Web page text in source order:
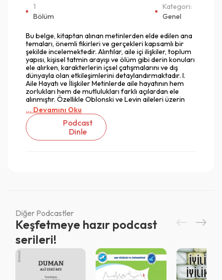
1
Bölüm
Kategori:
Genel
Bu belge, kitaptan alınan metinlerden elde edilen ana
temaları, önemli fikirleri ve gerçekleri kapsamlı bir
şekilde incelemektedir. Alıntılar, aile içi ilişkiler, toplum
yapısı, kişisel tatmin arayışı ve ölüm gibi derin konuları
ele alırken, karakterlerin içsel çatışmalarını ve dış
dünyayla olan etkileşimlerini detaylandırmaktadır. I.
Aile Hayatı ve İlişkiler Metinlerde aile hayatının hem
zorlukları hem de mutlulukları farklı açılardan ele
alınmıştır. Özellikle Oblonski ve Levin aileleri üzerin
... Devamını Oku
Podcast
Dinle
Diğer Podcastler
Keşfetmeye hazır podcast
serileri!
Giriş
Vazgeç
Vazgeç
Vazgeç